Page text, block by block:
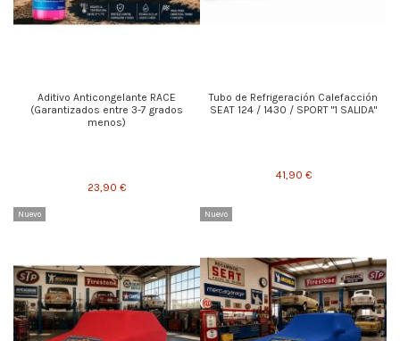
Aditivo Anticongelante RACE
(Garantizados entre 3-7 grados
menos)
23,90 €
Tubo de Refrigeración Calefacción
SEAT 124 / 1430 / SPORT "1 SALIDA"
41,90 €
Nuevo Nuevo